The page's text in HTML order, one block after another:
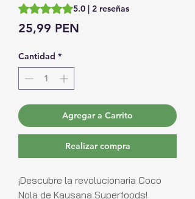
Según 2 reseñas, la calificación es de
5.0 | 2 reseñas
25,99 PEN
Cantidad *
Agregar a Carrito
Realizar compra
¡Descubre la revolucionaria Coco
Nola de Kausana Superfoods!